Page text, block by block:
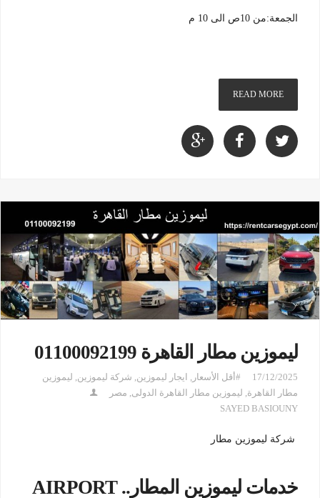
الجمعة:من 10ص الى 10 م
READ MORE
ليموزين مطار القاهرة 01100092199
17/12/2025 #أقل الأسعار ايجار ليموزين شركة ليموزين ليموزين
مطار القاهرة ليموزين مطار القاهرة الدولى مصر
SAYED BASIOUNY
شركة ليموزين مطار
خدمات ليموزين المطار.. AIRPORT